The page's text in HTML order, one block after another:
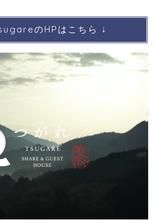
のHPはこちら ↓